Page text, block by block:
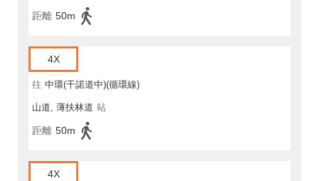
距離 50m
4X
往 中環(干諾道中)(循環線)
山道, 薄扶林道 站
距離 50m
4X